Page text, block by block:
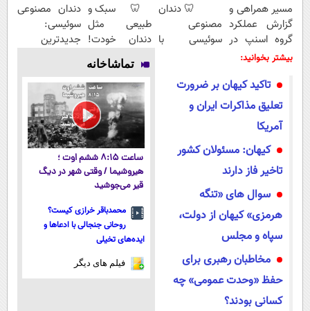
مسیر همراهی و
گزارش عملکرد
گروه اسنپ در
۱۴۰۴
🦷 دندان
مصنوعی
سوئیسی با
قسط |📍 تهران
🦷 سبک و
طبیعی مثل
دندان خودت!
نصب آسان و
پرداخت
اقساطی 💳 📍
تهران
دندان مصنوعی
سوئیسی:
جدیدترین
پرداخت قسطی
بیشتر بخوانید:
تاکید کیهان بر ضرورت
تعلیق مذاکرات ایران و
آمریکا
کیهان: مسئولان کشور
تاخیر فاز دارند
سوال های «تنگه
هرمزی» کیهان از دولت،
سپاه و مجلس
مخاطبان رهبری برای
حفظ «وحدت عمومی» چه
کسانی بودند؟
تماشاخانه
ساعت ۸:۱۵ ششم اوت ؛
هیروشیما / وقتی شهر در دیگ
قیر می‌جوشید
محمدباقر خرازی کیست؟
روحانی جنجالی با ادعاها و
ایده‌های تخیلی
فیلم های دیگر